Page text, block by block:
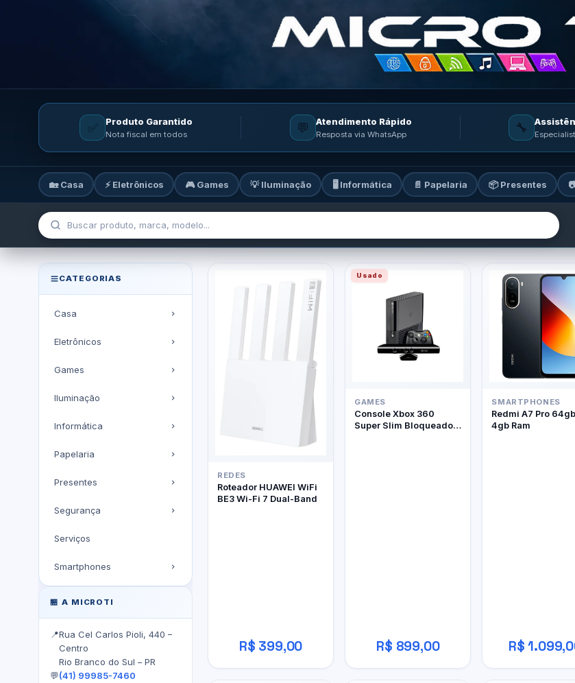
✅ Produto Garantido
Nota fiscal em todos 💬 Atendimento Rápido
Resposta via WhatsApp 🔧
🏡 Casa ⚡ Eletrônicos 🎮 Games 💡 Iluminação 🖥️ Informática 📄 Papelaria 📦 Presentes
MicroTi — Sua loja de tecnologia: informática, celulares,
CATEGORIAS
Casa
Eletrônicos
Games
Iluminação
Informática
Papelaria
Presentes
Segurança
Serviços
Smartphones
🏪 A MICROTI
📍Rua Cel Carlos Pioli, 440 –
Centro
Rio Branco do Sul – PR
💬(41) 99985-7460
REDES
Roteador HUAWEI WiFi
BE3 Wi-Fi 7 Dual-Band
R$ 399,00
Usado
GAMES
Console Xbox 360
Super Slim Bloqueado +
R$ 899,00
SMARTPHONES
Redmi A7 Pro
4gb Ram
R$